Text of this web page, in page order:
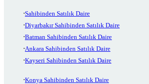
Sahibinden Satılık Daire
Diyarbakır Sahibinden Satılık Daire
Batman Sahibinden Satılık Daire
Ankara Sahibinden Satılık Daire
Kayseri Sahibinden Satılık Daire
Konya Sahibinden Satılık Daire